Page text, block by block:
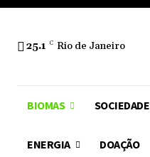
25.1 C Rio de Janeiro
BIOMAS SOCIEDADE
ENERGIA DOAÇÃO